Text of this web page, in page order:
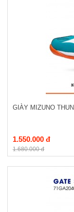
GIÀY MIZUNO
1.550.000 đ
1.680.000 đ